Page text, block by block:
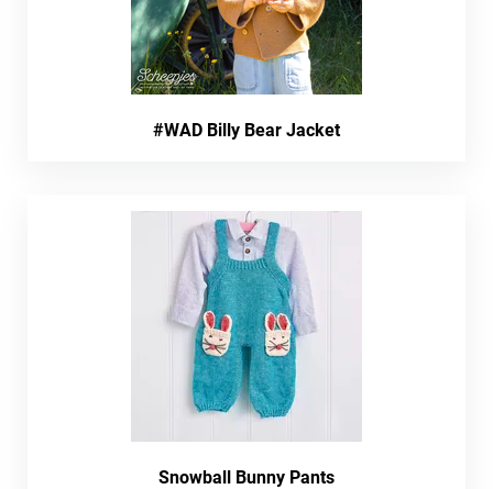
#WAD Billy Bear Jacket
Snowball Bunny Pants